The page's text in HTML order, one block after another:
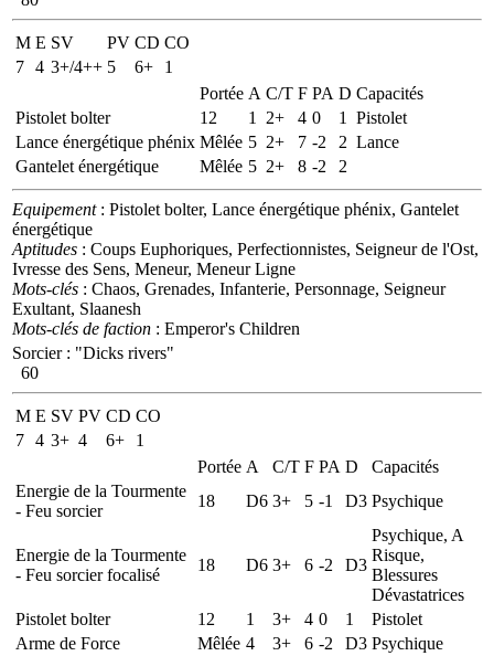
M E SV PV CD CO
7 4 3+/4++ 5 6+
1
Portée A C/T F PA D Capacités
Pistolet bolter
12 1 2+ 4 0 1
Pistolet
Lance énergétique phénix Mêlée 5 2+ 7 -2 2 Lance
Gantelet énergétique
Mêlée 5 2+ 8 -2 2
Equipement: Pistolet bolter, Lance énergétique phénix, Gantelet
énergétique
Aptitudes : Coups Euphoriques, Perfectionnistes, Seigneur de l'Ost,
Ivresse des Sens, Meneur, Meneur Ligne
Mots-clés : Chaos, Grenades, Infanterie, Personnage, Seigneur
Exultant, Slaanesh
Mots-clés de faction : Emperor's Children
Sorcier : "Dicks rivers"
60
M E SV PV CD CO
7 4 3+ 4 6+
1
Portée A C/T F PA D
Capacités
Energie de la Tourmente
- Feu sorcier
18 D6 3+ 5 -1 D3 Psychique
Energie de la Tourmente
- Feu sorcier focalisé
18 D6 3+ 6 -2 D3
Psychique, A
Risque,
Blessures
Dévastatrices
Pistolet bolter
12 1 3+ 4 0 1
Pistolet
Arme de Force
Mêlée 4 3+ 6 -2 D3 Psychique